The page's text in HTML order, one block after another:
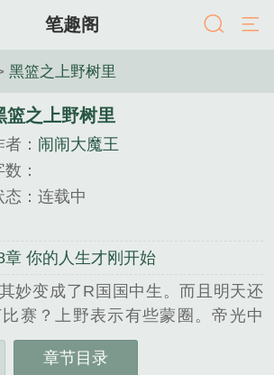
笔趣阁
黑篮之上野树里
篮之上野树里
： 闹闹大魔王
：
态：连载中
章 你的人生才刚开始
妙变成了R国国中生。而且明天还
赛？上野表示有些蒙圈。帝光中
迹时代的那群开外挂的吗？这怎么
章节目录